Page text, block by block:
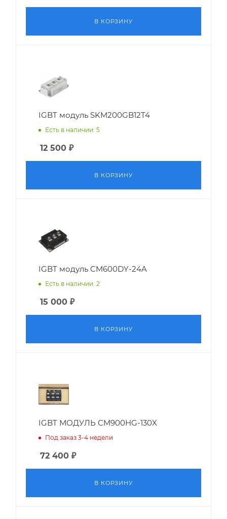
В КОРЗИНУ
IGBT модуль SKM200GB12T4
Есть в наличии: 5
12 500 ₽
В КОРЗИНУ
IGBT модуль CM600DY-24A
Есть в наличии: 2
15 000 ₽
В КОРЗИНУ
IGBT МОДУЛЬ CM900HG-130X
Под заказ 3-4 недели
72 400 ₽
В КОРЗИНУ